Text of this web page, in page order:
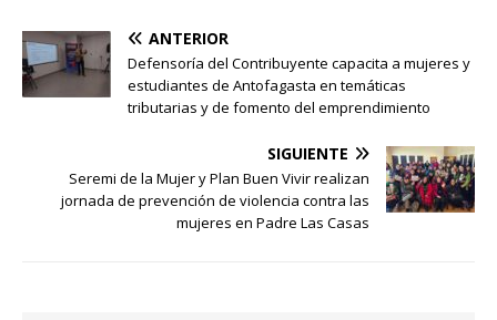
ANTERIOR
Defensoría del Contribuyente capacita a mujeres y
estudiantes de Antofagasta en temáticas
tributarias y de fomento del emprendimiento
SIGUIENTE
Seremi de la Mujer y Plan Buen Vivir realizan
jornada de prevención de violencia contra las
mujeres en Padre Las Casas